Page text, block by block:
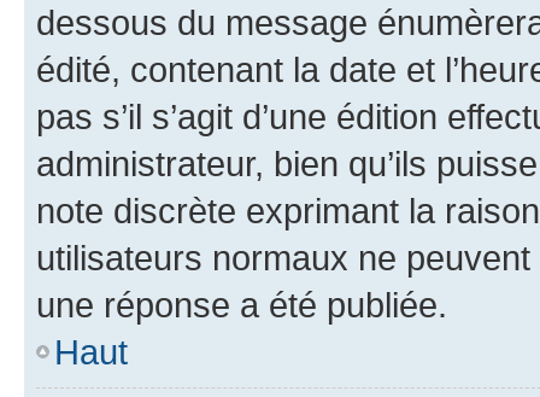
dessous du message
édité, contenant la date et
pas s’il s’agit d’une édition
administrateur, bien qu’ils
note discrète exprimant la
utilisateurs normaux ne
une réponse a été publiée.
Haut